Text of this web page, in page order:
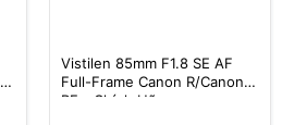
Vistilen 85mm F1.8 SE AF
Full-Frame Canon R/Canon
RF - Chính Hãng